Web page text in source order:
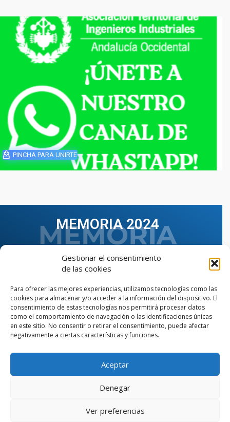
Gestionar el consentimiento
de las cookies
Para ofrecer las mejores experiencias, utilizamos tecnologías como las
cookies para almacenar y/o acceder a la información del dispositivo. El
consentimiento de estas tecnologías nos permitirá procesar datos
como el comportamiento de navegación o las identificaciones únicas
en este sitio. No consentir o retirar el consentimiento, puede afectar
negativamente a ciertas características y funciones.
Aceptar
Denegar
Ver preferencias
PINCHA PARA UNIRTE
MEMORIA 2024
VER TODAS LAS MEMORIAS
© Copyright © 2023 AIIAOC - Asociación Territorial de
Ingenieros Industriales de Andalucía Occidental. Página